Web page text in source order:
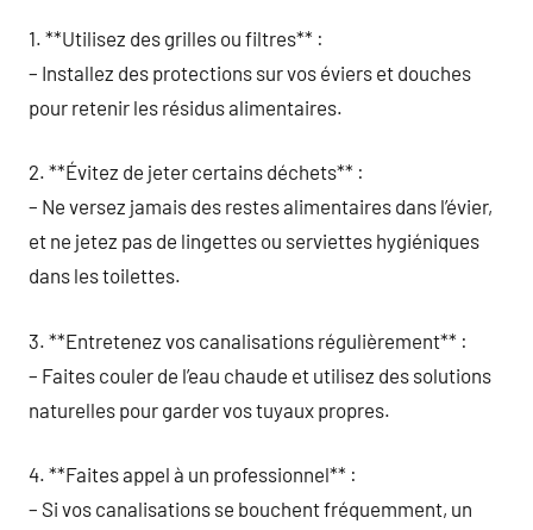
1. **Utilisez des grilles ou filtres** :
– Installez des protections sur vos éviers et douches
pour retenir les résidus alimentaires.
2. **Évitez de jeter certains déchets** :
– Ne versez jamais des restes alimentaires dans l’évier,
et ne jetez pas de lingettes ou serviettes hygiéniques
dans les toilettes.
3. **Entretenez vos canalisations régulièrement** :
– Faites couler de l’eau chaude et utilisez des solutions
naturelles pour garder vos tuyaux propres.
4. **Faites appel à un professionnel** :
– Si vos canalisations se bouchent fréquemment, un